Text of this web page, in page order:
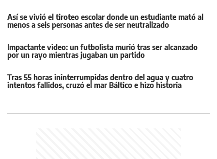
Así se vivió el tiroteo escolar donde un estudiante mató al
menos a seis personas antes de ser neutralizado
Impactante video: un futbolista murió tras ser alcanzado
por un rayo mientras jugaban un partido
Tras 55 horas ininterrumpidas dentro del agua y cuatro
intentos fallidos, cruzó el mar Báltico e hizo historia